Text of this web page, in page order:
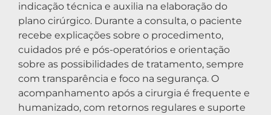
indicação técnica e auxilia na elaboração do
plano cirúrgico. Durante a consulta, o paciente
recebe explicações sobre o procedimento,
cuidados pré e pós-operatórios e orientação
sobre as possibilidades de tratamento, sempre
com transparência e foco na segurança. O
acompanhamento após a cirurgia é frequente e
humanizado, com retornos regulares e suporte